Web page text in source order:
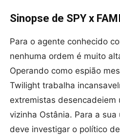
Sinopse de SPY x
Para o agente conhecido
nenhuma ordem é muito
Operando como espião
Twilight trabalha
extremistas desencadeiem
vizinha Ostânia. Para a
deve investigar o político